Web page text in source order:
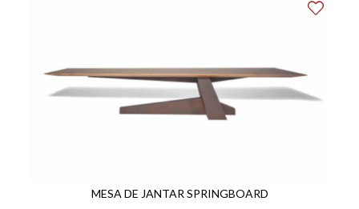
MESA DE JANTAR SPRINGBOARD